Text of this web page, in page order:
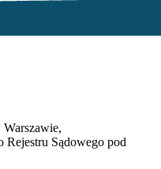
Sądowego pod